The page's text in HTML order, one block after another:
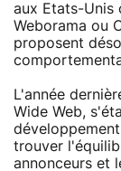
aux Etats-Unis
Weborama ou
proposent
L'année
Wide Web,
trouver
annonceurs et